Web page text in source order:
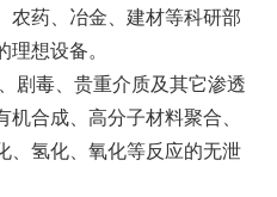
农药、冶金、建材等科研部
想设备。
毒、贵重介质及其它渗透
合成、高分子材料聚合、
、氢化、氧化等反应的无泄